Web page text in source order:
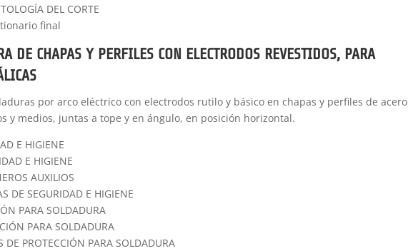
DEL CORTE
final
DE CHAPAS Y PERFILES CON ELECTRODOS REVESTIDOS, PARA
por arco eléctrico con electrodos rutilo y básico en chapas y perfiles de acero
y medios, juntas a tope y en ángulo, en posición horizontal.
E HIGIENE
E HIGIENE
AUXILIOS
DE SEGURIDAD E HIGIENE
PARA SOLDADURA
PARA SOLDADURA
PROTECCIÓN PARA SOLDADURA